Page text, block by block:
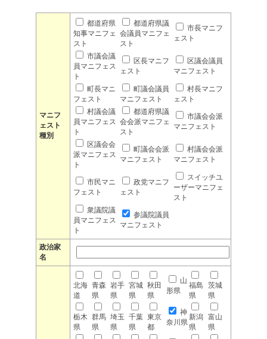
マニフ
ェスト
種別
都道府県
知事マニフェ
スト
都道府県議
会議員マニフェ
スト
市長マニフ
ェスト
市議会議
員マニフェス
ト
区長マニフ
ェスト
区議会議員
マニフェスト
町長マニ
フェスト
町議会議員
マニフェスト
村長マニフ
ェスト
村議会議
員マニフェス
ト
都道府県議
会会派マニフェ
スト
市議会会派
マニフェスト
区議会会
派マニフェス
ト
町議会会派
マニフェスト
村議会会派
マニフェスト
市民マニ
フェスト
政党マニフ
ェスト
スイッチユ
ーザーマニフェ
スト
衆議院議
員マニフェス
ト
参議院議員
マニフェスト
政治家
名
北海
道
青森
県
岩手
県
宮城
県
秋田
県
山
形県
福島
県
茨城
県
栃木
県
群馬
県
埼玉
県
千葉
県
東京
都
神
奈川県
新潟
県
富山
県